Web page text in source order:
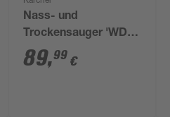
Nass- und
Trockensauger 'WD 3
S V-17/4/20'
89,99 €